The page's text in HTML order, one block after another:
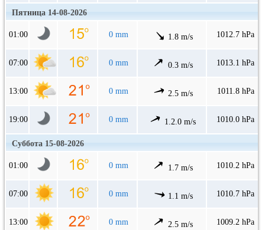
Пятница 14-08-2026
01:00 0 mm 1.8 m/s 1012.7 hPa
07:00 0 mm 0.3 m/s 1013.1 hPa
13:00 0 mm 2.5 m/s 1011.8 hPa
19:00 0 mm 1.2.0 m/s 1010.0 hPa
Суббота 15-08-2026
01:00 0 mm 1.7 m/s 1010.2 hPa
07:00 0 mm 1.1 m/s 1010.7 hPa
13:00 0 mm 2.5 m/s 1009.2 hPa